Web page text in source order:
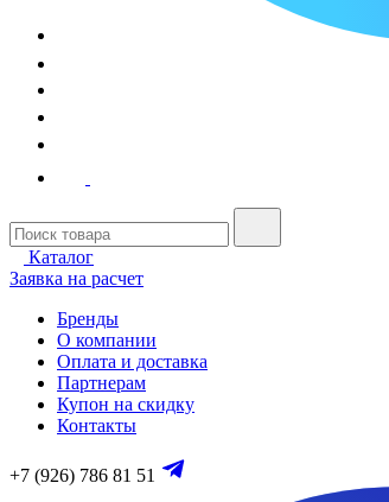
Каталог
Заявка на расчет
Бренды
О компании
Оплата и доставка
Партнерам
Купон на скидку
Контакты
+7 (926) 786 81 51